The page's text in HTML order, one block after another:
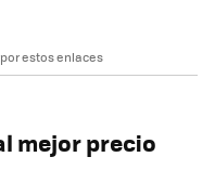
estos enlaces
mejor precio